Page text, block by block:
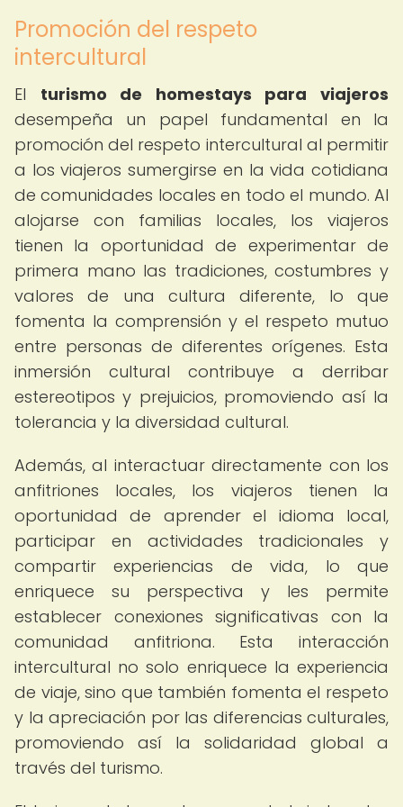
Promoción del respeto
intercultural
El turismo de homestays para viajeros
desempeña un papel fundamental en la
promoción del respeto intercultural al permitir
a los viajeros sumergirse en la vida cotidiana
de comunidades locales en todo el mundo. Al
alojarse con familias locales, los viajeros
tienen la oportunidad de experimentar de
primera mano las tradiciones, costumbres y
valores de una cultura diferente, lo que
fomenta la comprensión y el respeto mutuo
entre personas de diferentes orígenes. Esta
inmersión cultural contribuye a derribar
estereotipos y prejuicios, promoviendo así la
tolerancia y la diversidad cultural.
Además, al interactuar directamente con los
anfitriones locales, los viajeros tienen la
oportunidad de aprender el idioma local,
participar en actividades tradicionales y
compartir experiencias de vida, lo que
enriquece su perspectiva y les permite
establecer conexiones significativas con la
comunidad anfitriona. Esta interacción
intercultural no solo enriquece la experiencia
de viaje, sino que también fomenta el respeto
y la apreciación por las diferencias culturales,
promoviendo así la solidaridad global a
través del turismo.